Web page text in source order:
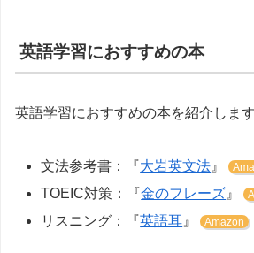
英語学習におすすめの本
英語学習におすすめの本を紹介します
文法参考書：『大岩英文法 』
TOEIC対策：『金のフレーズ 』
リスニング：『英語耳 』 Amazon